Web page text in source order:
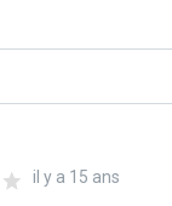
il y a 15 ans